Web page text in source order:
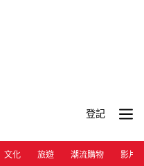
登記
文化 旅遊 潮流購物 影片